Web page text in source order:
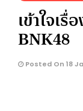
เข้าใจเ
BNK48
Posted On 18